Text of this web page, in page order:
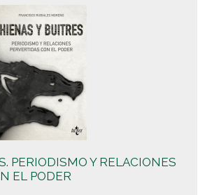
PERIODISMO Y RELACIONES
EL PODER